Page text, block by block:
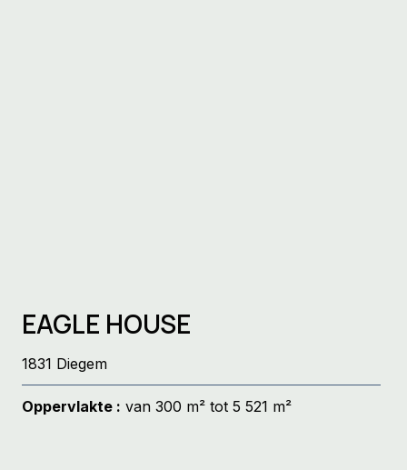
EAGLE HOUSE
1831 Diegem
Oppervlakte : van 300 m² tot 5 521 m²